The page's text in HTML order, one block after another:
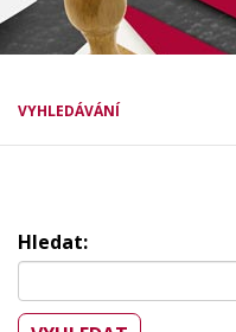
VYHLEDÁVÁNÍ
Hledat: